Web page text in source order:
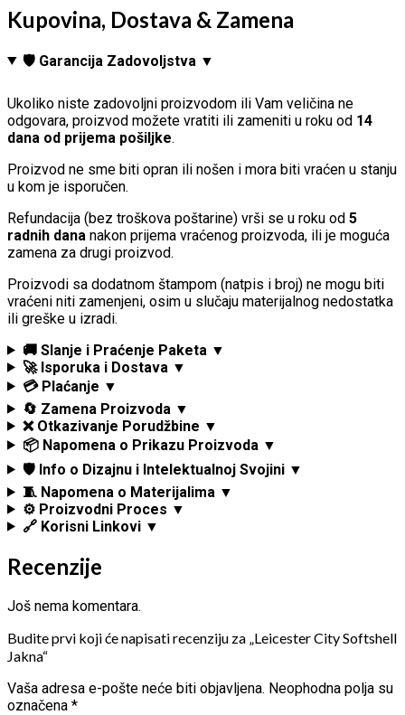
Kupovina, Dostava & Zamena
🛡️ Garancija Zadovoljstva ▼
Ukoliko niste zadovoljni proizvodom ili Vam veličina ne
odgovara, proizvod možete vratiti ili zameniti u roku od 14
dana od prijema pošiljke.
Proizvod ne sme biti opran ili nošen i mora biti vraćen u stanju
u kom je isporučen.
Refundacija (bez troškova poštarine) vrši se u roku od 5
radnih dana nakon prijema vraćenog proizvoda, ili je moguća
zamena za drugi proizvod.
Proizvodi sa dodatnom štampom (natpis i broj) ne mogu biti
vraćeni niti zamenjeni, osim u slučaju materijalnog nedostatka
ili greške u izradi.
🚚 Slanje i Praćenje Paketa ▼
🚀 Isporuka i Dostava ▼
💳 Plaćanje ▼
🔄 Zamena Proizvoda ▼
❌ Otkazivanje Porudžbine ▼
📦 Napomena o Prikazu Proizvoda ▼
🛡️ Info o Dizajnu i Intelektualnoj Svojini ▼
🧵 Napomena o Materijalima ▼
⚙️ Proizvodni Proces ▼
🔗 Korisni Linkovi ▼
Recenzije
Još nema komentara.
Budite prvi koji će napisati recenziju za „Leicester City Softshell
Jakna“
Vaša adresa e-pošte neće biti objavljena. Neophodna polja su
označena *